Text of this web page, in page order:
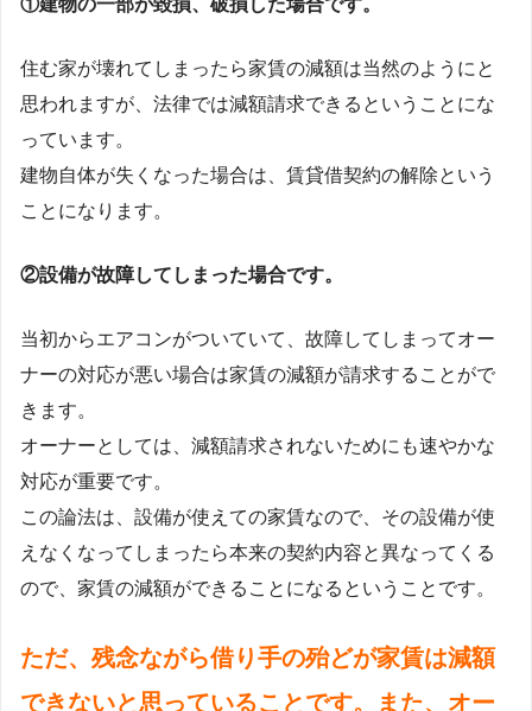
①建物の一部が毀損、破損した場合です。
住む家が壊れてしまったら家賃の減額は当然のようにと
思われますが、法律では減額請求できるということにな
っています。
建物自体が失くなった場合は、賃貸借契約の解除という
ことになります。
②設備が故障してしまった場合です。
当初からエアコンがついていて、故障してしまってオー
ナーの対応が悪い場合は家賃の減額が請求することがで
きます。
オーナーとしては、減額請求されないためにも速やかな
対応が重要です。
この論法は、設備が使えての家賃なので、その設備が使
えなくなってしまったら本来の契約内容と異なってくる
ので、家賃の減額ができることになるということです。
ただ、残念ながら借り手の殆どが家賃は減額
できないと思っていることです。また、オー